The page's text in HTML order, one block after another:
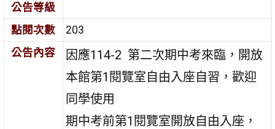
公告等級
點閱次數
203
公告內容
因應114-2 第二次期中考來臨，開放
本館第1閱覽室自由入座自習，歡迎
同學使用
期中考前第1閱覽室開放自由入座，